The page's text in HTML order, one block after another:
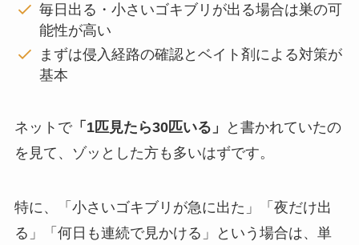
毎日出る・小さいゴキブリが出る場合は巣の可
能性が高い
まずは侵入経路の確認とベイト剤による対策が
基本
ネットで「1匹見たら30匹いる」
と書かれていたの
を見て、ゾッとした方も多いはずです。
特に、「小さいゴキブリが急に出た」「夜だけ出
る」「何日も連続で見かける」という場合は、単